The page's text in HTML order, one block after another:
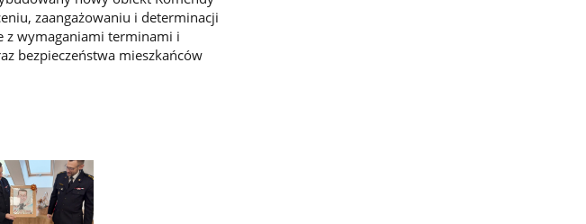
zaangażowaniu i determinacji
z wymaganiami terminami i
bezpieczeństwa mieszkańców